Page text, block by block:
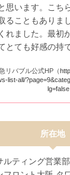
思います。こち
ることもありま
れました。最初
とても好感の持
リバブル公式HP（
list-all/
lg=false
所在地
ルティング営業